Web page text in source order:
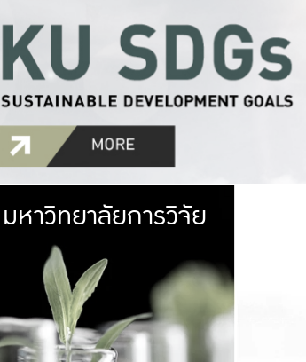
มหาวิทยาลัย
เกษตรศาสตร์ มีพื้นที่เขียวสดใส หนาแน่น
เป็นป่าในเมือง (URBAN FOREST)
เกษตรในเมือง (URBAN AGRICULTURE)
ที่นับรวมกันได้ประมาณ 1,400 ไร่
มหาวิทยาลัยการวิจัย